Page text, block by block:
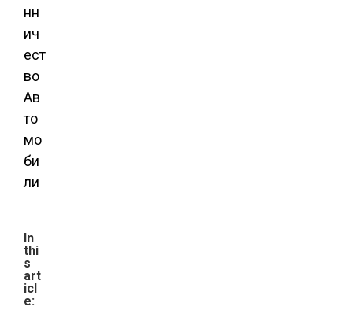
нн
ич
ест
во
Ав
то
мо
би
ли
In
thi
s
art
icl
e: